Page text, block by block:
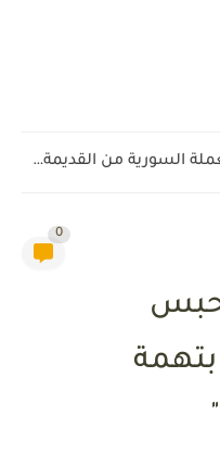
رابط تحويل العملة السورية من القديمة إلى الجديدة 2026
0
حبس